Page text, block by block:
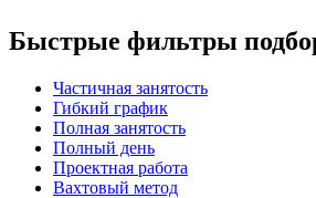
Быстрые фильтры
Частичная занятость
Гибкий график
Полная занятость
Полный день
Проектная работа
Вахтовый метод